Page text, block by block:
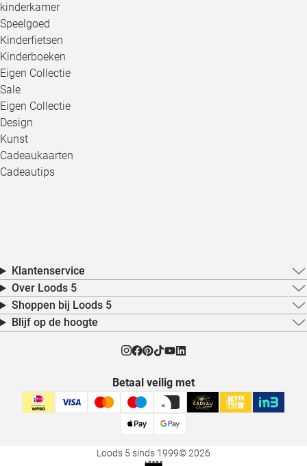
kinderkamer
Speelgoed
Kinderfietsen
Kinderboeken
Eigen Collectie
Sale
Eigen Collectie
Design
Kunst
Cadeaukaarten
Cadeautips
Klantenservice
Over Loods 5
Shoppen bij Loods 5
Blijf op de hoogte
Betaal veilig met
Loods 5 sinds 1999© 2026